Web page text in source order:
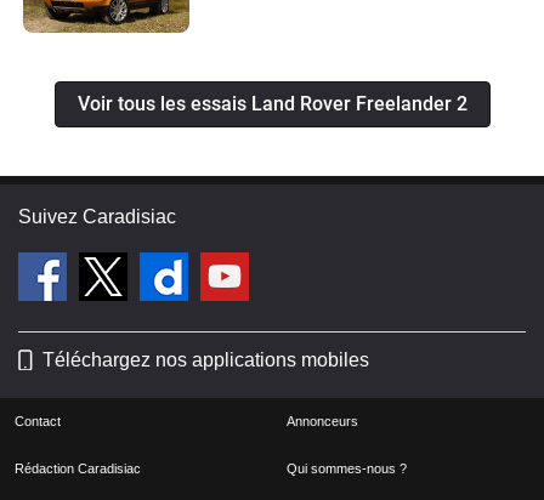
Voir tous les essais Land Rover Freelander 2
Suivez Caradisiac
Téléchargez nos applications mobiles
Contact Annonceurs
Rédaction Caradisiac Qui sommes-nous ?